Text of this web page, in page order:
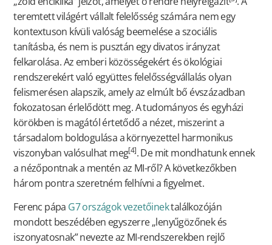
teremtett világért vállalt felelősség számára nem egy
kontextuson kívüli valóság beemelése a szociális
tanításba, és nem is pusztán egy divatos irányzat
felkarolása. Az emberi közösségekért és ökológiai
rendszerekért való együttes felelősségvállalás olyan
felismerésen alapszik, amely az elmúlt bő évszázadban
fokozatosan érlelődött meg. A tudományos és egyházi
körökben is magától értetődő a nézet, miszerint a
társadalom boldogulása a környezettel harmonikus
viszonyban valósulhat meg[4]. De mit mondhatunk ennek
a nézőpontnak a mentén az MI-ről? A következőkben
három pontra szeretném felhívni a figyelmet.
Ferenc pápa G7 országok vezetőinektalálkozóján
mondott beszédében egyszerre „lenyűgözőnek és
iszonyatosnak” nevezte az MI-rendszerekben rejlő